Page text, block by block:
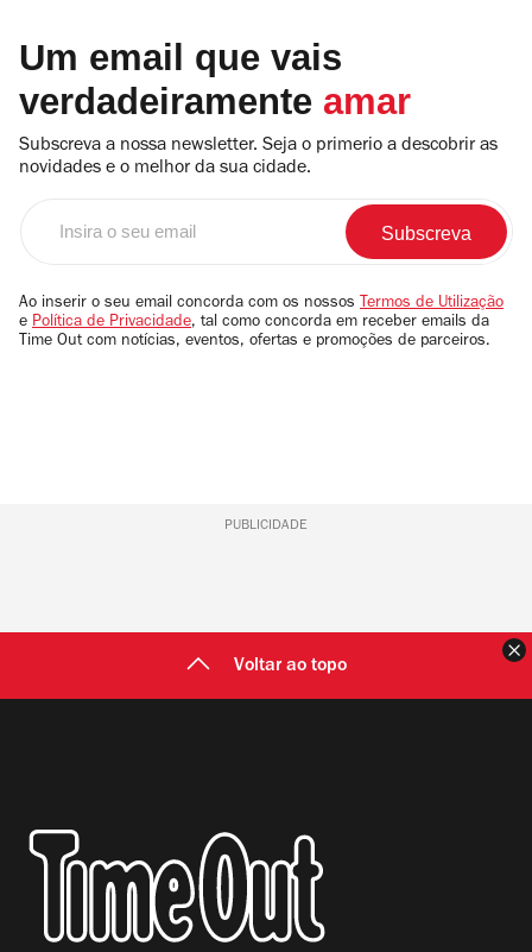
Um email que vais
verdadeiramente amar
Subscreva a nossa newsletter. Seja o primerio a descobrir as
novidades e o melhor da sua cidade.
email
Ao inserir o seu email concorda com os nossos Termos de Utilização
e Política de Privacidade, tal como concorda em receber emails da
Time Out com notícias, eventos, ofertas e promoções de parceiros.
PUBLICIDADE
Voltar ao topo